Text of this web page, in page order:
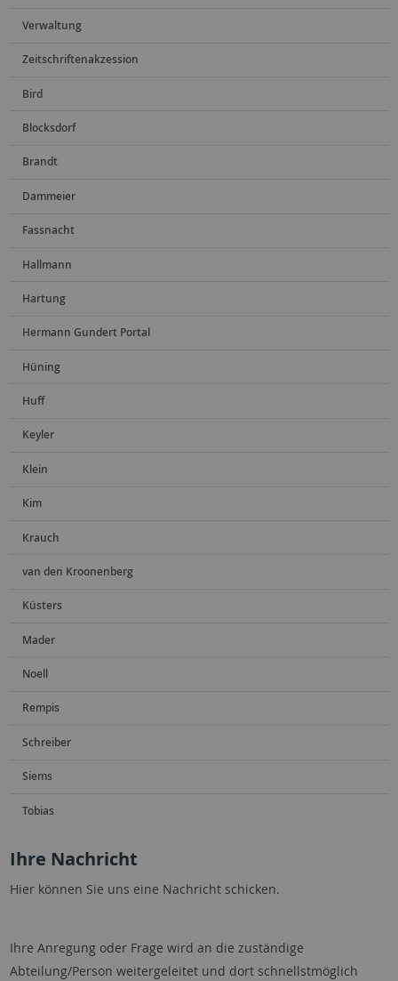
Verwaltung
Zeitschriftenakzession
Bird
Blocksdorf
Brandt
Dammeier
Fassnacht
Hallmann
Hartung
Hermann Gundert Portal
Hüning
Huff
Keyler
Klein
Kim
Krauch
van den Kroonenberg
Küsters
Mader
Noell
Rempis
Schreiber
Siems
Tobias
Ihre Nachricht
Hier können Sie uns eine Nachricht schicken.
Ihre Anregung oder Frage wird an die zuständige
Abteilung/Person weitergeleitet und dort schnellstmöglich